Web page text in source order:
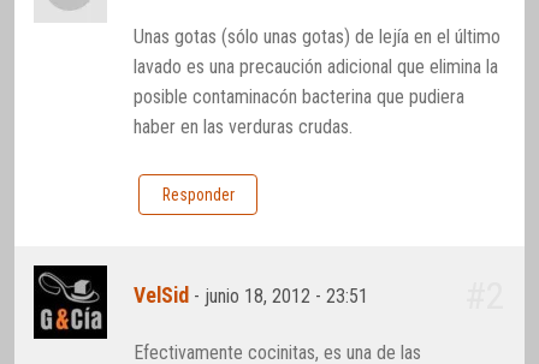
Unas gotas (sólo unas gotas) de lejía en el último
lavado es una precaución adicional que elimina la
posible contaminacón bacterina que pudiera
haber en las verduras crudas.
Responder
VelSid - junio 18, 2012 - 23:51
Efectivamente cocinitas, es una de las